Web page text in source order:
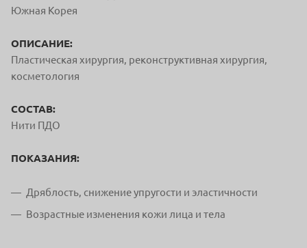
Южная Корея
ОПИСАНИЕ:
Пластическая хирургия, реконструктивная хирургия,
косметология
СОСТАВ:
Нити ПДО
ПОКАЗАНИЯ:
Дряблость, снижение упругости и эластичности
Возрастные изменения кожи лица и тела